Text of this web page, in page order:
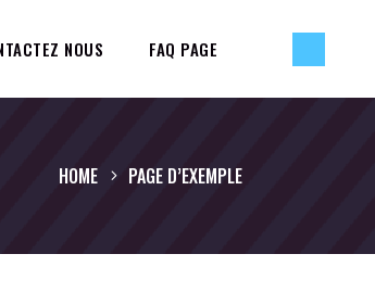
NOUS FAQ PAGE
HOME PAGE D’EXEMPLE